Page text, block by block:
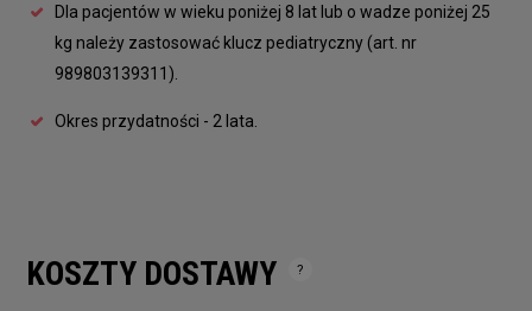
Dla pacjentów w wieku poniżej 8 lat lub o wadze poniżej 25
kg należy zastosować klucz pediatryczny (art. nr
989803139311).
Okres przydatności - 2 lata.
KOSZTY DOSTAWY